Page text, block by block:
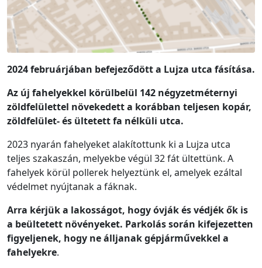
2024 februárjában befejeződött a Lujza utca fásítása.
Az új fahelyekkel körülbelül 142 négyzetméternyi
zöldfelülettel növekedett a korábban teljesen kopár,
zöldfelület- és ültetett fa nélküli utca.
2023 nyarán fahelyeket alakítottunk ki a Lujza utca
teljes szakaszán, melyekbe végül 32 fát ültettünk. A
fahelyek körül pollerek helyeztünk el, amelyek ezáltal
védelmet nyújtanak a fáknak.
Arra kérjük a lakosságot, hogy óvják és védjék ők is
a beültetett növényeket. Parkolás során kifejezetten
figyeljenek, hogy ne álljanak gépjárművekkel a
fahelyekre.